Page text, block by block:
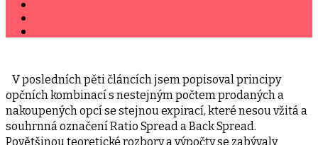
V posledních pěti článcích jsem popisoval principy
opčních kombinací s nestejným počtem prodaných a
nakoupených opcí se stejnou expirací, které nesou vžitá a
souhrnná označení Ratio Spread a Back Spread.
Povětšinou teoretické rozbory a výpočty se zabývaly